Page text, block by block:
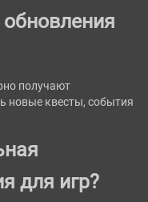
получают
новые квесты, события
для игр?